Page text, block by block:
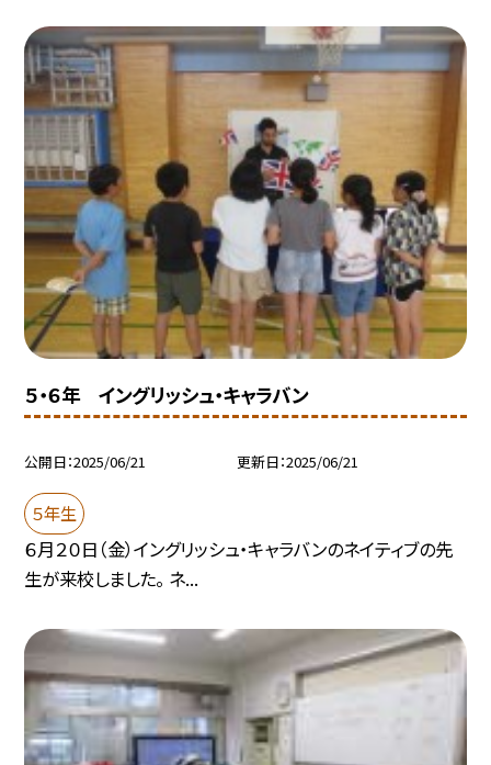
５・６年 イングリッシュ・キャラバン
公開日 2025/06/21 更新日 2025/06/21
５年生
６月２０日（金）イングリッシュ・キャラバンのネイティブの先
生が来校しました。 ネ...